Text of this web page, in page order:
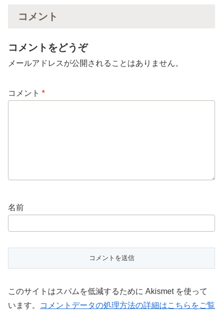
コメント
コメントをどうぞ
メールアドレスが公開されることはありません。
コメント *
名前
このサイトはスパムを低減するために Akismet を使って
います。
コメントデータの処理方法の詳細はこちらをご覧